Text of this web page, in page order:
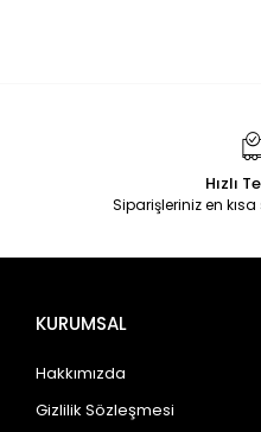
Hızlı
Siparişleriniz en
KURUMSAL
Hakkımızda
Gizlilik Sözleşmesi